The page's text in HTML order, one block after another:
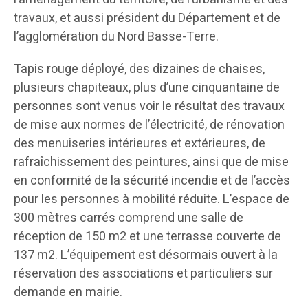
travaux, et aussi président du Département et de
l’agglomération du Nord Basse-Terre.
Tapis rouge déployé, des dizaines de chaises,
plusieurs chapiteaux, plus d’une cinquantaine de
personnes sont venus voir le résultat des travaux
de mise aux normes de l’électricité, de rénovation
des menuiseries intérieures et extérieures, de
rafraîchissement des peintures, ainsi que de mise
en conformité de la sécurité incendie et de l’accès
pour les personnes à mobilité réduite. L’espace de
300 mètres carrés comprend une salle de
réception de 150 m2 et une terrasse couverte de
137 m2. L’équipement est désormais ouvert à la
réservation des associations et particuliers sur
demande en mairie.